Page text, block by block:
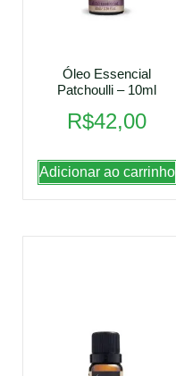
Óleo Essencial
Patchoulli – 10ml
R$42,00
Adicionar ao carrinho